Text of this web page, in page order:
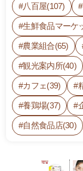
八百屋(107)
生鮮食品マーケ
農業組合(65)
観光案内所(40)
カフェ(39)
養鶏場(37)
自然食品店(30)